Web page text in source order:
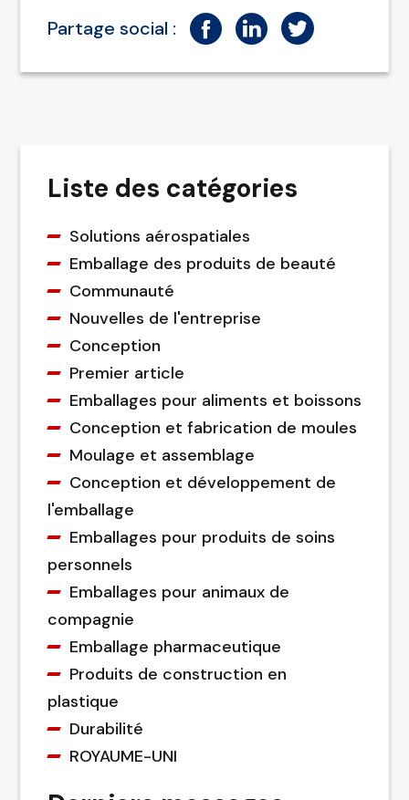
Partage social :
Liste des catégories
Solutions aérospatiales
Emballage des produits de beauté
Communauté
Nouvelles de l'entreprise
Conception
Premier article
Emballages pour aliments et boissons
Conception et fabrication de moules
Moulage et assemblage
Conception et développement de
l'emballage
Emballages pour produits de soins
personnels
Emballages pour animaux de
compagnie
Emballage pharmaceutique
Produits de construction en
plastique
Durabilité
ROYAUME-UNI